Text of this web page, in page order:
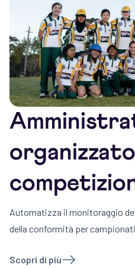
finanziatori e ai
Gestione delle
da gioco o strutture
raccolta fondi in
Ottimizzazione delle
gioco, aree di gara o
conflitti o inefficienze.
Report chiari:Genera
conformità e
delle parti
Automatizza il monitoraggio
della conformità per
Scopri di più